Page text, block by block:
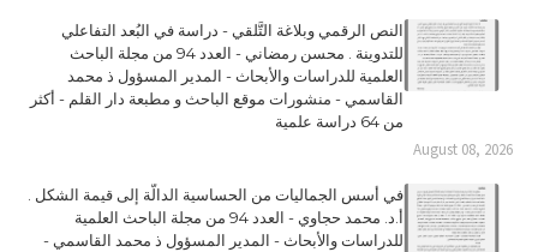
النص الرقمي وبلاغة التَّلقي - دراسة في البُعد التفاعلي
للتدوينة . محسن رمضاني - العدد 94 من مجلة الباحث
العلمية للدراسات والأبحاث - المدير المسؤول ذ محمد
القاسمي - منشورات موقع الباحث و مطبعة دار القلم - أكثر
من 64 دراسة علمية
August 08, 2026
في أسس الجماليات من الحساسية الدالّة إلى قيمة الشكل .
أ.د. محمد حجاوي - العدد 94 من مجلة الباحث العلمية
للدراسات والأبحاث - المدير المسؤول ذ محمد القاسمي -